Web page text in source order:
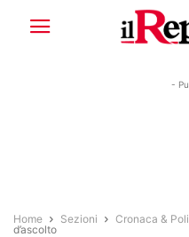
-
Home Sezioni Cronaca &
d’ascolto